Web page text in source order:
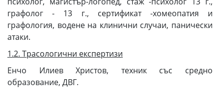
графолог - 13 г., сертификат -хомеопатия и
графология, водене на клинични случаи, панически
атаки.
1.2. Трасологични експертизи
Енчо Илиев Христов, техник със средно
образование, ДВГ.